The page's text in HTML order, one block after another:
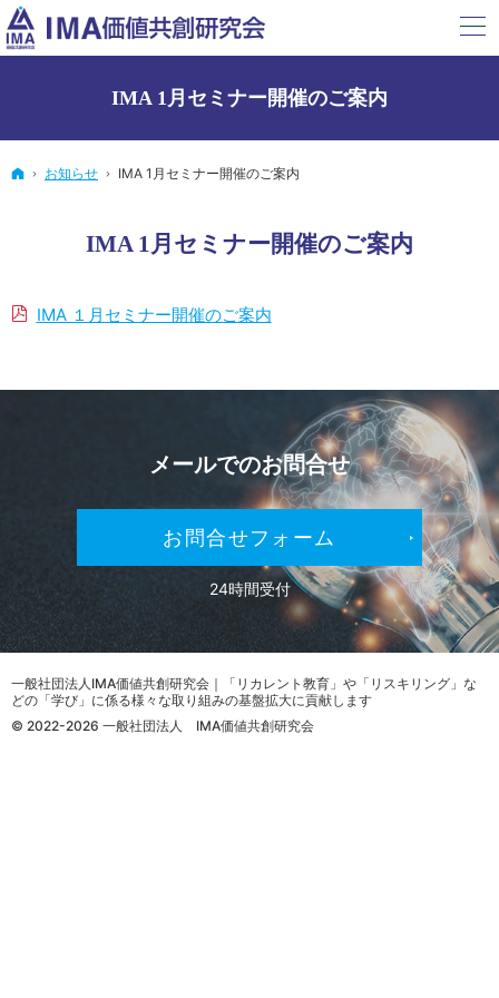
IMA 1月セミナー開催のご案内
ホーム
お知らせ IMA 1月セミナー開催のご案内
IMA 1月セミナー開催のご案内
IMA １月セミナー開催のご案内
メールでのお問合せ
お問合せフォーム
24時間受付
© 2022-2026 一般社団法人 IMA価値共創研究会
一般社団法人IMA価値共創研究会｜「リカレント教育」や「リスキリング」な
どの「学び」に係る様々な取り組みの基盤拡大に貢献します